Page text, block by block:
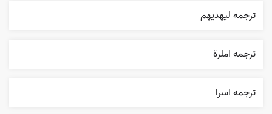
ترجمه ليهديهم
ترجمه املرة
ترجمه اسرا